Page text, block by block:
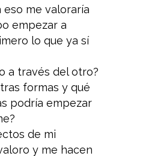
eso me valoraría
empezar a
lo que ya sí
a través del otro?
formas y qué
podría empezar
de mi
y me hacen